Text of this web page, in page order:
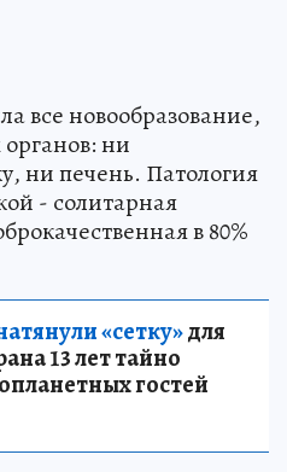
все новообразование,
ни
ни печень. Патология
- солитарная
в 80%
«сетку»для
13 лет тайно
гостей